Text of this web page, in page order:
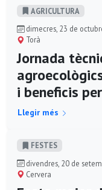
AGRICULTURA
dimecres, 23 de
Torà
Jornada
i beneficis
Llegir més
FESTES
divendres, 20 de
Cervera